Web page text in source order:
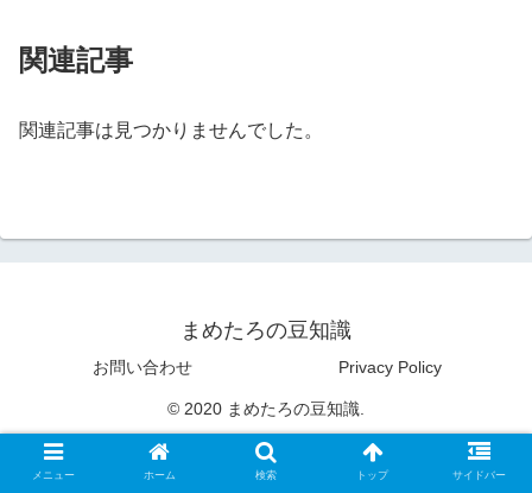
関連記事
関連記事は見つかりませんでした。
まめたろの豆知識
お問い合わせ Privacy Policy
© 2020 まめたろの豆知識.
メニュー ホーム 検索 トップ サイドバー